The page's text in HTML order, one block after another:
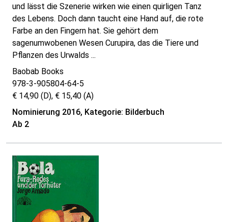
und lässt die Szenerie wirken wie einen quirligen Tanz
des Lebens. Doch dann taucht eine Hand auf, die rote
Farbe an den Fingern hat. Sie gehört dem
sagenumwobenen Wesen Curupira, das die Tiere und
Pflanzen des Urwalds ...
Baobab Books
978-3-905804-64-5
€ 14,90 (D), € 15,40 (A)
Nominierung 2016, Kategorie: Bilderbuch
Ab 2